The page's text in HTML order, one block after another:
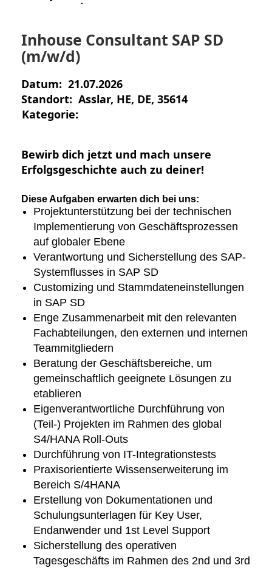
Inhouse Consultant SAP SD
(m/w/d)
Datum: 21.07.2026
Standort: Asslar, HE, DE, 35614
Kategorie:
Bewirb dich jetzt und mach unsere
Erfolgsgeschichte auch zu deiner!
Diese Aufgaben erwarten dich bei uns:
Projektunterstützung bei der technischen
Implementierung von Geschäftsprozessen
auf globaler Ebene
Verantwortung und Sicherstellung des SAP-
Systemflusses in SAP SD
Customizing und Stammdateneinstellungen
in SAP SD
Enge Zusammenarbeit mit den relevanten
Fachabteilungen, den externen und internen
Teammitgliedern
Beratung der Geschäftsbereiche, um
gemeinschaftlich geeignete Lösungen zu
etablieren
Eigenverantwortliche Durchführung von
(Teil-) Projekten im Rahmen des global
S4/HANA Roll-Outs
Durchführung von IT-Integrationstests
Praxisorientierte Wissenserweiterung im
Bereich S/4HANA
Erstellung von Dokumentationen und
Schulungsunterlagen für Key User,
Endanwender und 1st Level Support
Sicherstellung des operativen
Tagesgeschäfts im Rahmen des 2nd und 3rd